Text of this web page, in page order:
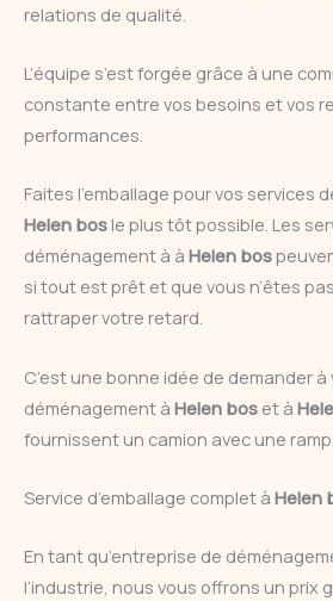
relations de qualité.
L’équipe s’est forgée grâce à une
constante entre vos besoins et vos
performances.
Faites l’emballage pour vos services
Helen bos le plus tôt possible. Les
déménagement à à Helen bos
si tout est prêt et que vous n’êtes
rattraper votre retard.
C’est une bonne idée de demander à
déménagement à Helen bos et à
fournissent un camion avec une
Service d’emballage complet à Helen
En tant qu’entreprise de
l’industrie, nous vous offrons un prix